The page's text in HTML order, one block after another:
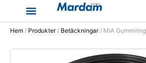
Hem / Produkter/ Betäckningar/ MIA